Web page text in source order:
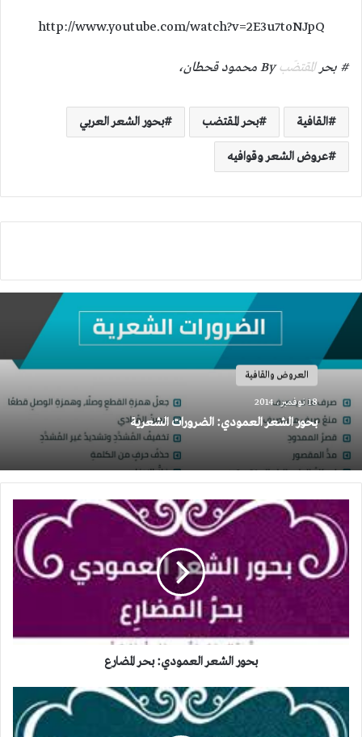
http://www.youtube.com/watch?v=2E3u7toNJpQ
# بحرالمقتضَبBy محمود قحطان،
القافية بحر المقتضب بحور الشعر العربي
عروض الشعر وقوافيه
العروض والقافية
18 نوفمبر، 2014
بحور الشعر العمودي: الضرورات الشعرية
الشعر
العمودي:
بحر
المضارع
بحور الشعر العمودي: بحر المضارع
الشعر
العمودي: